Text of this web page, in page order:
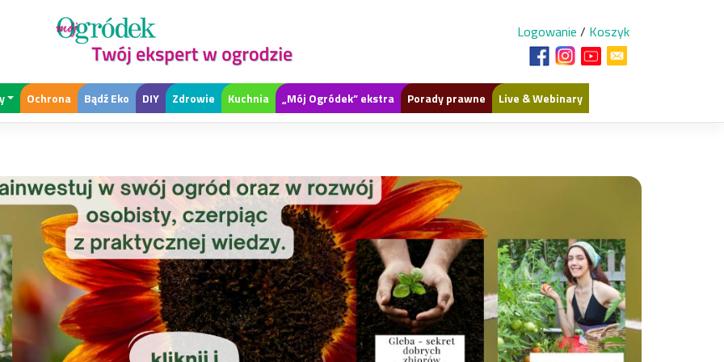
Logowanie / Koszyk
Ochrona Bądź Eko DIY Zdrowie Kuchnia „Mój Ogródek” ekstra Porady prawne Live & Webinary